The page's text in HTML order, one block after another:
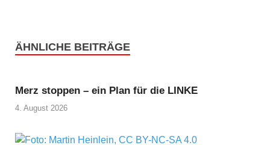
ÄHNLICHE BEITRÄGE
Merz stoppen – ein Plan für die LINKE
4. August 2026